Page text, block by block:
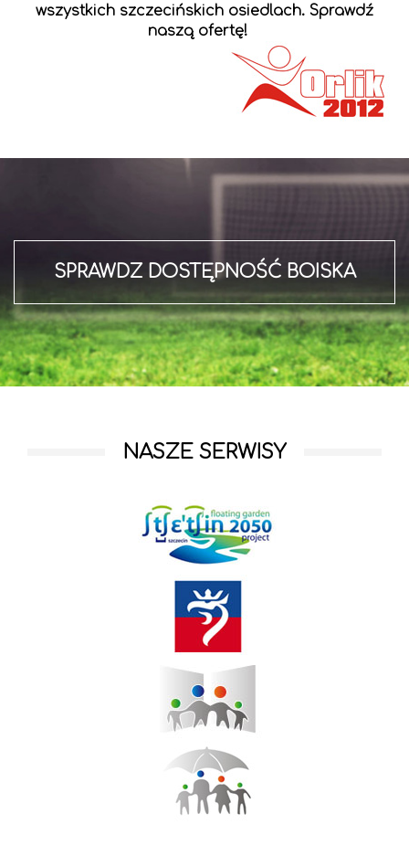
wszystkich szczecińskich osiedlach. Sprawdź
naszą ofertę!
SPRAWDZ DOSTĘPNOŚĆ BOISKA
NASZE SERWISY